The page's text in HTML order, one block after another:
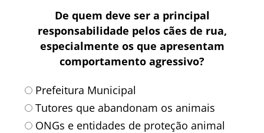
De quem deve ser a principal
responsabilidade pelos cães de rua,
especialmente os que apresentam
comportamento agressivo?
Prefeitura Municipal
Tutores que abandonam os animais
ONGs e entidades de proteção animal